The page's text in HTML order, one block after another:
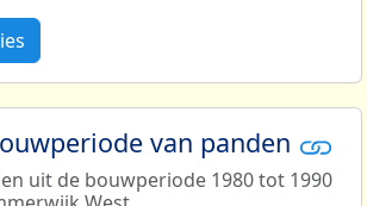
van panden
uit de bouwperiode 1980 tot 1990